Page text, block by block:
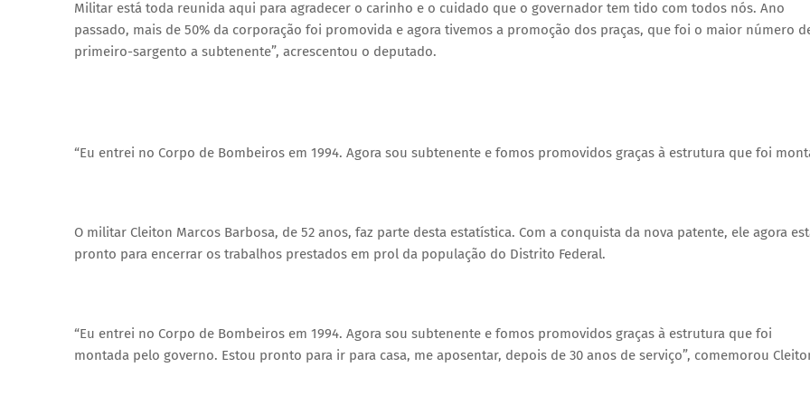
Militar está toda reunida aqui para agradecer o carinho e o cuidado que o governador tem tido com todos nós. Ano
passado, mais de 50% da corporação foi promovida e agora tivemos a promoção dos praças, que foi o maior número
primeiro-sargento a subtenente”, acrescentou o deputado.
“Eu entrei no Corpo de Bombeiros em 1994. Agora sou subtenente e fomos promovidos graças à estrutura que foi
O militar Cleiton Marcos Barbosa, de 52 anos, faz parte desta estatística. Com a conquista da nova patente, ele agora
pronto para encerrar os trabalhos prestados em prol da população do Distrito Federal.
“Eu entrei no Corpo de Bombeiros em 1994. Agora sou subtenente e fomos promovidos graças à estrutura que foi
montada pelo governo. Estou pronto para ir para casa, me aposentar, depois de 30 anos de serviço”, comemorou